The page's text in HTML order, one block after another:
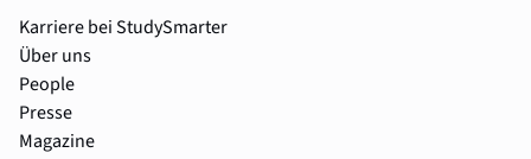
Karriere bei StudySmarter
Über uns
People
Presse
Magazine